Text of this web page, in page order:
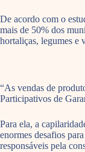
De acordo com o
mais de 50% dos
hortaliças, legumes e
“As vendas de
Participativos de
Para ela, a
enormes desafios
responsáveis pela